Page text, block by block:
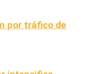
por tráfico de